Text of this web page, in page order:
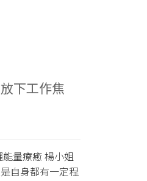
下工作焦
量療癒 楊小姐
自身都有一定程